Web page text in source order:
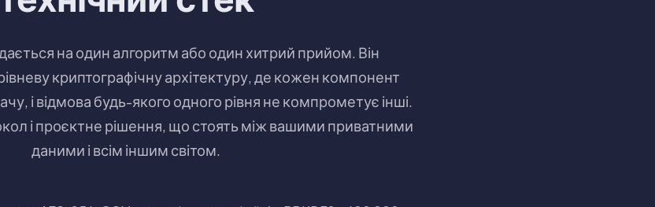
на один алгоритм або один хитрий прийом. Він
криптографічну архітектуру, де кожен компонент
і відмова будь-якого одного рівня не компрометує інші.
і проєктне рішення, що стоять між вашими приватними
даними і всім іншим світом.